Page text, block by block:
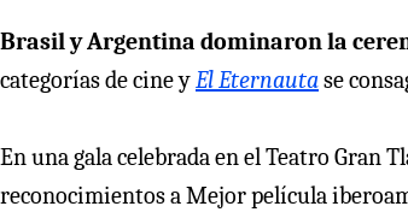
Brasil y Argentina dominaron la
categorías de cine yEl Eternautase
En una gala celebrada en el Teatro Gran
reconocimientos a Mejor película